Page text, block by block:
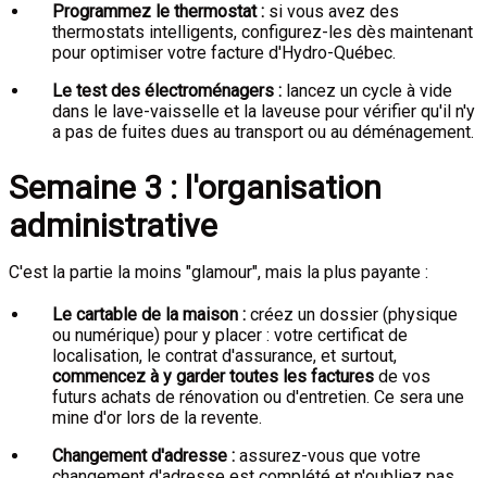
Programmez le thermostat : si vous avez des
thermostats intelligents, configurez-les dès maintenant
pour optimiser votre facture d'Hydro-Québec.
Le test des électroménagers : lancez un cycle à vide
dans le lave-vaisselle et la laveuse pour vérifier qu'il n'y
a pas de fuites dues au transport ou au déménagement.
Semaine 3 : l'organisation
administrative
C'est la partie la moins "glamour", mais la plus payante :
Le cartable de la maison : créez un dossier (physique
ou numérique) pour y placer : votre certificat de
localisation, le contrat d'assurance, et surtout,
commencez à y garder toutes les factures de vos
futurs achats de rénovation ou d'entretien. Ce sera une
mine d'or lors de la revente.
Changement d'adresse : assurez-vous que votre